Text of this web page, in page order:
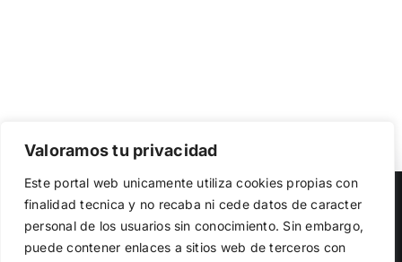
Valoramos tu privacidad
Este portal web unicamente utiliza cookies propias con
finalidad tecnica y no recaba ni cede datos de caracter
personal de los usuarios sin conocimiento. Sin embargo,
puede contener enlaces a sitios web de terceros con
Copyright 2023 | Democracia Nacional | All Rights Reserved
Facebook
TwitterInstagram
el funcionamiento de la web, medir su uso y mejorar
nuestros servicios. Puede aceptar todas las cookies,
rechazar las no necesarias o configurar sus preferencias.
Política de cookies